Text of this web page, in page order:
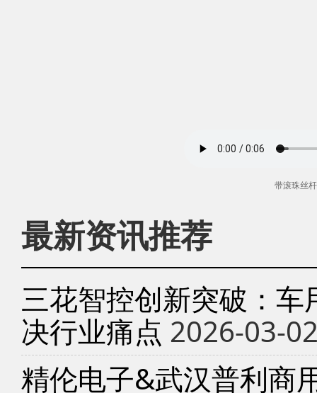
带滚珠丝
最新资讯推荐
三花智控创新突破：
决行业痛点 2026-03-
精伦电子&武汉普利商